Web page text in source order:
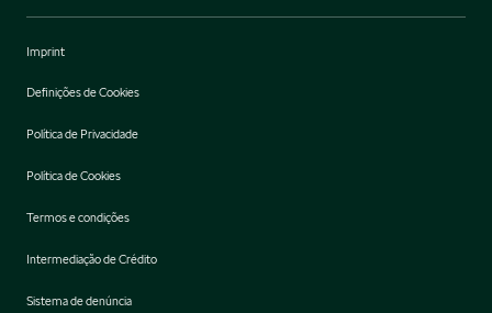
Imprint
Definições de Cookies
Política de Privacidade
Política de Cookies
Termos e condições
Intermediação de Crédito
Sistema de denúncia